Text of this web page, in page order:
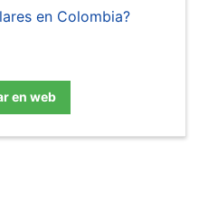
en Colombia?
en web